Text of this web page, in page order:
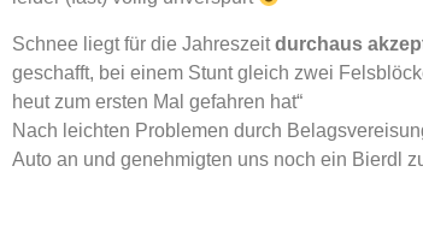
Schnee liegt für die Jahreszeitdurchaus
geschafft, bei einem Stunt gleich zwei
heut zum ersten Mal gefahren hat“
Nach leichten Problemen durch
Auto an und genehmigten uns noch ein Bierdl